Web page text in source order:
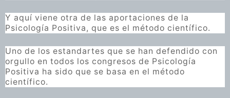
Y aquí viene otra de las aportaciones de la
Psicología Positiva, que es el método científico.
Uno de los estandartes que se han defendido con
orgullo en todos los congresos de Psicología
Positiva ha sido que se basa en el método
científico.